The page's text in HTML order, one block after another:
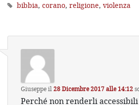
bibbia, corano, religione, violenza
Giuseppeil28 Dicembre 2017 alle 14:12
Perché non renderli